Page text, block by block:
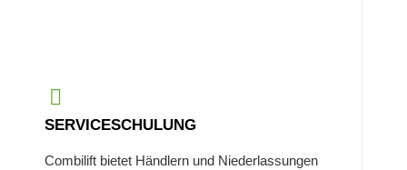
SERVICESCHULUNG
Combilift bietet Händlern und Niederlassungen